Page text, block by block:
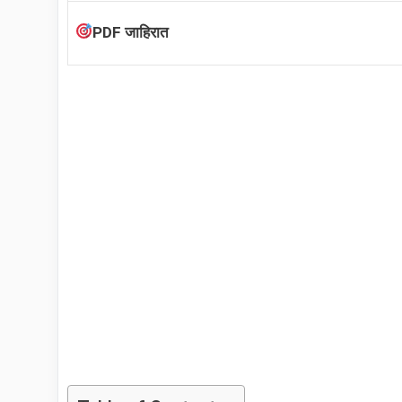
PDF जाहिरात